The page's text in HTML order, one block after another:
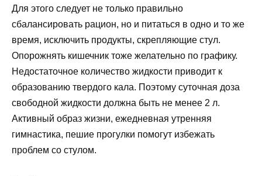
Для этого следует не только правильно
сбалансировать рацион, но и питаться в одно и то же
время, исключить продукты, скрепляющие стул.
Опорожнять кишечник тоже желательно по графику.
Недостаточное количество жидкости приводит к
образованию твердого кала. Поэтому суточная доза
свободной жидкости должна быть не менее 2 л.
Активный образ жизни, ежедневная утренняя
гимнастика, пешие прогулки помогут избежать
проблем со стулом.